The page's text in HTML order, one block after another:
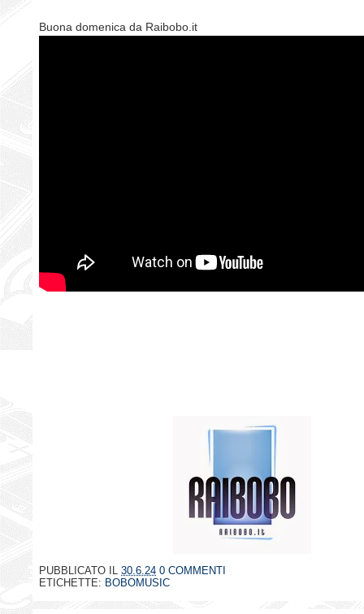
Buona domenica da Raibobo.it
PUBBLICATO IL 30.6.24 0 COMMENTI
ETICHETTE: BOBOMUSIC